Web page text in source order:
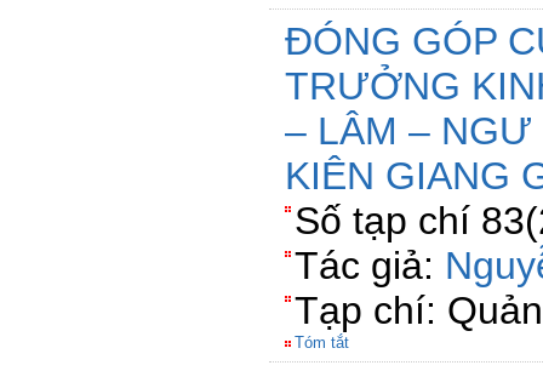
ĐÓNG GÓP
TRƯỞNG
– LÂM – NGƯ
KIÊN GIANG
Số tạp chí
Tác giả:
Tạp chí:
Tóm tắt